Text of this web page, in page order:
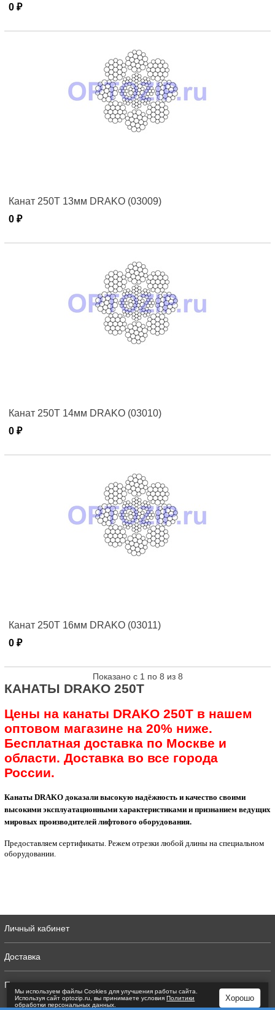
0 ₽
Канат 250T 13мм DRAKO (03009)
0 ₽
Канат 250T 14мм DRAKO (03010)
0 ₽
Канат 250T 16мм DRAKO (03011)
0 ₽
Показано с 1 по 8 из 8
КАНАТЫ DRAKO 250T
Цены на канаты DRAKO 250T в нашем
оптовом магазине на 20% ниже.
Бесплатная доставка по Москве и
области. Доставка во все города
России.
Канаты DRAKO доказали высокую надёжность и качество своими
высокими эксплуатационными характеристиками и признанием ведущих
мировых производителей лифтового оборудования.
Предоставляем сертификаты. Режем отрезки любой длины на специальном
оборудовании.
Личный кабинет
Доставка
Полная версия
Мы используем файлы Сookies для улучшения работы сайта.
Используя сайт optozip.ru, вы принимаете условияПолитики
обработки персональных данных
Хорошо